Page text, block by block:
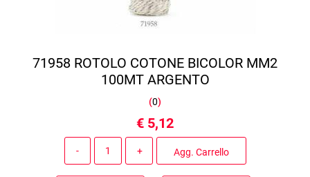
71958 ROTOLO COTONE BICOLOR MM2
100MT ARGENTO
(0)
€ 5,12
Agg. Carrello